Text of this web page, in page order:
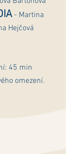
- Martina
Hejčová
45 min
omezení.